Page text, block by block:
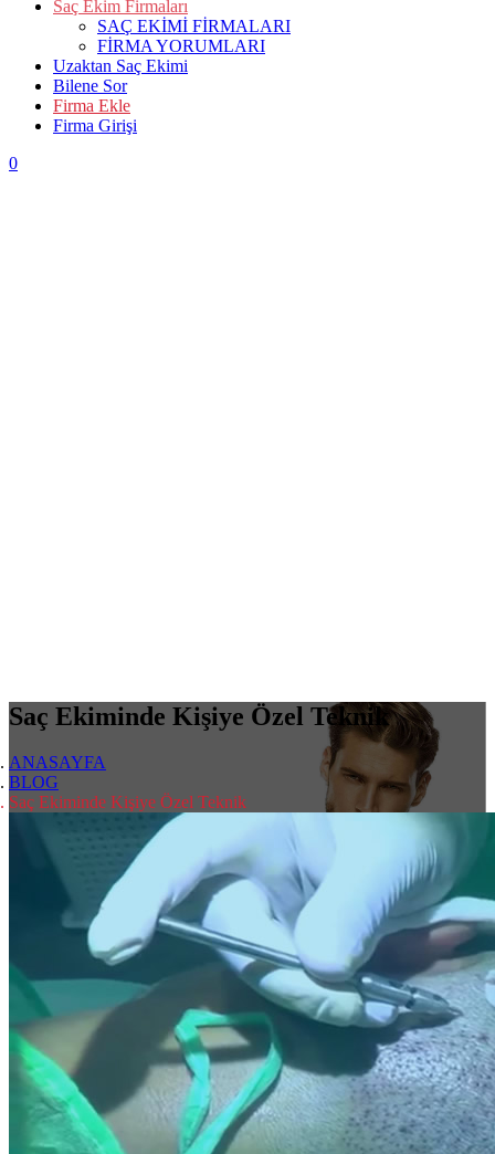
Saç Ekim Firmaları
SAÇ EKİMİ FİRMALARI
FİRMA YORUMLARI
Uzaktan Saç Ekimi
Bilene Sor
Firma Ekle
Firma Girişi
0
Saç Ekiminde Kişiye Özel Teknik
ANASAYFA
BLOG
Saç Ekiminde Kişiye Özel Teknik